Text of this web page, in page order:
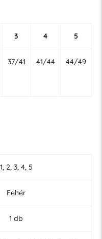
3 4 5
37/41 41/44 44/49
1, 2, 3, 4, 5
Fehér
1 db